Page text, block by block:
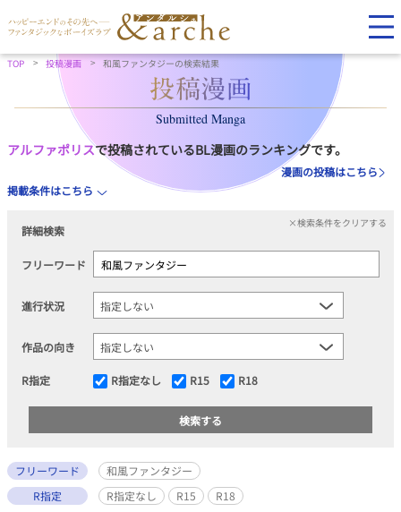
TOP 投稿漫画 和風ファンタジーの検索結果
Submitted Manga
アルファポリスで投稿されているBL漫画のランキングです。
漫画の投稿はこちら
掲載条件はこちら
詳細検索
×検索条件をクリアする
フリーワード
進行状況
作品の向き
R指定 R指定なし R15 R18
フリーワード
和風ファンタジー
R指定
R指定なし R15 R18